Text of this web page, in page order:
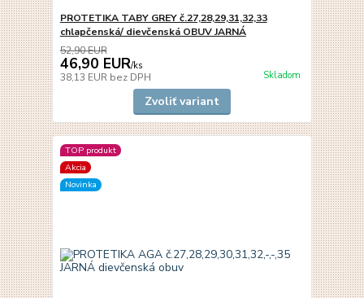
PROTETIKA TABY GREY č.27,28,29,31,32,33
chlapčenská/ dievčenská OBUV JARNÁ
52,90 EUR
46,90 EUR/ks
38,13 EUR bez DPH Skladom
Zvoliť variant
TOP produkt
Akcia
Novinka